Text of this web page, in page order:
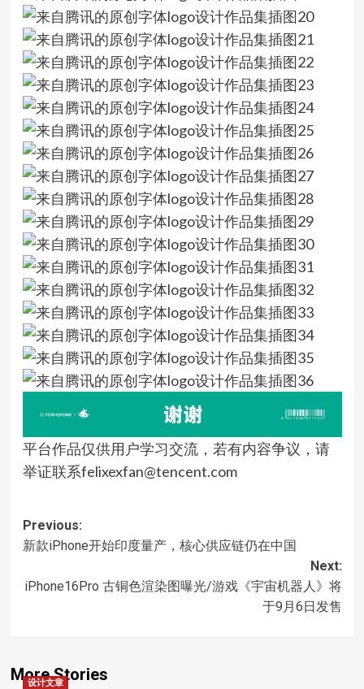
平台作品仅供用户学习交流，若有内容争议，请
举证联系felixexfan@tencent.com
Post
navigation
Previous:
新款iPhone开始印度量产，核心供应链仍在中国
Next:
iPhone16Pro 古铜色渲染图曝光/游戏《宇宙机器人》将
于9月6日发售
More Stories
设计文章